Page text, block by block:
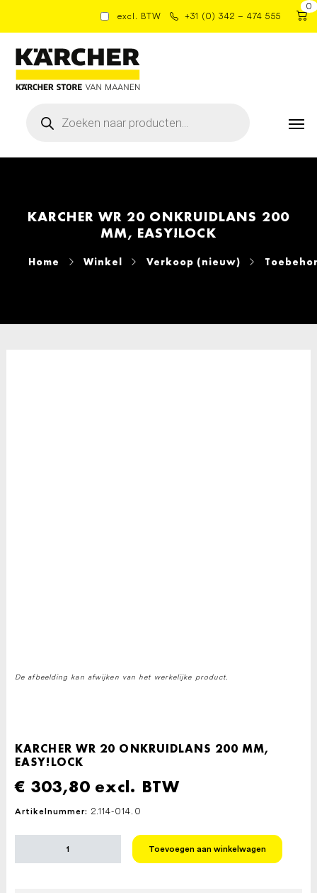
excl. BTW +31 (0) 342 – 474 555
0
zoeken
KARCHER WR 20 ONKRUIDLANS 200
MM, EASY!LOCK
Home Winkel Verkoop (nieuw)
De afbeelding kan afwijken van het werkelijke product.
KARCHER WR 20 ONKRUIDLANS 200 MM,
EASY!LOCK
€ 303,80excl. BTW
Artikelnummer: 2.114-014.0
20
Toevoegen aan winkelwagen